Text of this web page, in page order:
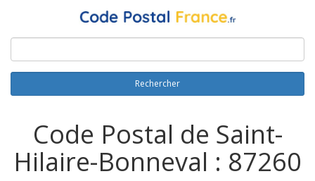
Rechercher
Code Postal de Saint-
Hilaire-Bonneval : 87260